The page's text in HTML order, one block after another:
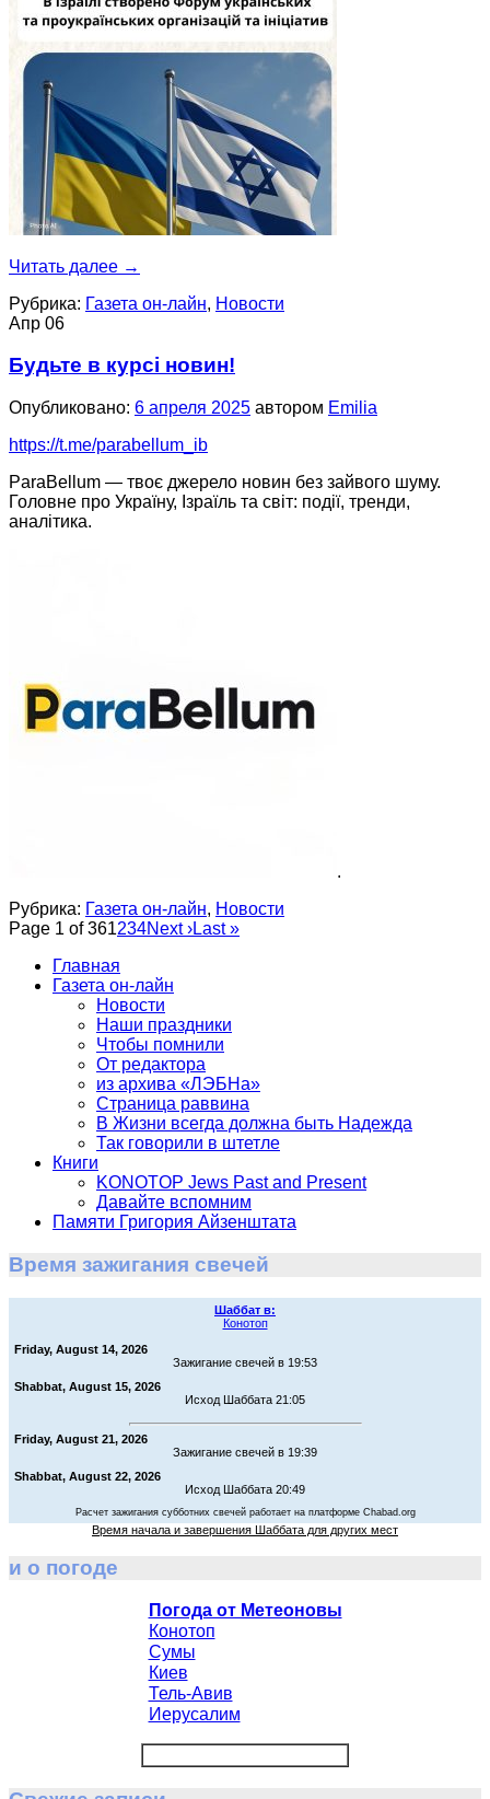
Читать далее →
Рубрика: Газета он-лайн, Новости
Апр 06
Будьте в курсі новин!
Опубликовано: 6 апреля 2025 автором Emilia
https://t.me/parabellum_ib
ParaBellum — твоє джерело новин без зайвого шуму.
Головне про Україну, Ізраїль та світ: події, тренди,
аналітика.
.
Рубрика: Газета он-лайн, Новости
Page 1 of 361234Next ›Last »
Главная
Газета он-лайн
Новости
Наши праздники
Чтобы помнили
От редактора
из архива «ЛЭБНа»
Страница раввина
В Жизни всегда должна быть Надежда
Так говорили в штетле
Книги
KONOTOP Jews Past and Present
Давайте вспомним
Памяти Григория Айзенштата
Время зажигания свечей
Шаббат в:
Конотоп
Friday, August 14, 2026
Зажигание свечей в 19:53
Shabbat, August 15, 2026
Исход Шаббата 21:05
Friday, August 21, 2026
Зажигание свечей в 19:39
Shabbat, August 22, 2026
Исход Шаббата 20:49
Расчет зажигания субботних свечей работает на платформе Chabad.org
Время начала и завершения Шаббата для других мест
и о погоде
Погода от Метеоновы
Конотоп
Сумы
Киев
Тель-Авив
Иерусалим